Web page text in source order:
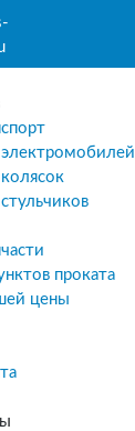
электромобилей
проката
цены